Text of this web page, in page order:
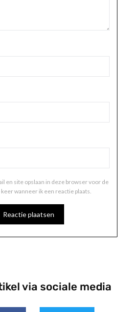
en site opslaan in deze browser voor de
wanneer ik een reactie plaats.
via sociale media